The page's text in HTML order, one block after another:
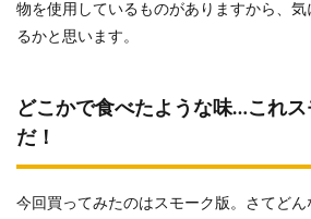
物を使用しているものがありますから、
るかと思います。
どこかで食べたような味…これ
だ！
今回買ってみたのはスモーク版。さてど